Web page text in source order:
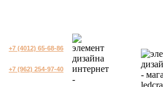
+7 (4012) 65-68-86
+7 (962) 254-97-40